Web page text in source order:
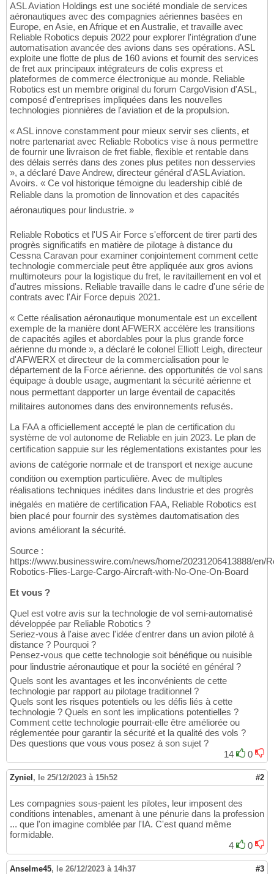
ASL Aviation Holdings est une société mondiale de services
aéronautiques avec des compagnies aériennes basées en
Europe, en Asie, en Afrique et en Australie, et travaille avec
Reliable Robotics depuis 2022 pour explorer l'intégration d'une
automatisation avancée des avions dans ses opérations. ASL
exploite une flotte de plus de 160 avions et fournit des services
de fret aux principaux intégrateurs de colis express et
plateformes de commerce électronique au monde. Reliable
Robotics est un membre original du forum CargoVision d'ASL,
composé d'entreprises impliquées dans les nouvelles
technologies pionnières de l'aviation et de la propulsion.
« ASL innove constamment pour mieux servir ses clients, et
notre partenariat avec Reliable Robotics vise à nous permettre
de fournir une livraison de fret fiable, flexible et rentable dans
des délais serrés dans des zones plus petites non desservies
», a déclaré Dave Andrew, directeur général d'ASL Aviation.
Avoirs. « Ce vol historique témoigne du leadership ciblé de
Reliable dans la promotion de linnovation et des capacités
aéronautiques pour lindustrie. »
Reliable Robotics et l'US Air Force s'efforcent de tirer parti des
progrès significatifs en matière de pilotage à distance du
Cessna Caravan pour examiner conjointement comment cette
technologie commerciale peut être appliquée aux gros avions
multimoteurs pour la logistique du fret, le ravitaillement en vol et
d'autres missions. Reliable travaille dans le cadre d'une série de
contrats avec l'Air Force depuis 2021.
« Cette réalisation aéronautique monumentale est un excellent
exemple de la manière dont AFWERX accélère les transitions
de capacités agiles et abordables pour la plus grande force
aérienne du monde », a déclaré le colonel Elliott Leigh, directeur
d'AFWERX et directeur de la commercialisation pour le
département de la Force aérienne. des opportunités de vol sans
équipage à double usage, augmentant la sécurité aérienne et
nous permettant dapporter un large éventail de capacités
militaires autonomes dans des environnements refusés.
La FAA a officiellement accepté le plan de certification du
système de vol autonome de Reliable en juin 2023. Le plan de
certification sappuie sur les réglementations existantes pour les
avions de catégorie normale et de transport et nexige aucune
condition ou exemption particulière. Avec de multiples
réalisations techniques inédites dans lindustrie et des progrès
inégalés en matière de certification FAA, Reliable Robotics est
bien placé pour fournir des systèmes dautomatisation des
avions améliorant la sécurité.
Source :
https://www.businesswire.com/news/home/20231206413888/en/
Robotics-Flies-Large-Cargo-Aircraft-with-No-One-On-Board
Et vous ?
Quel est votre avis sur la technologie de vol semi-automatisé
développée par Reliable Robotics ?
Seriez-vous à l'aise avec l'idée d'entrer dans un avion piloté à
distance ? Pourquoi ?
Pensez-vous que cette technologie soit bénéfique ou nuisible
pour lindustrie aéronautique et pour la société en général ?
Quels sont les avantages et les inconvénients de cette
technologie par rapport au pilotage traditionnel ?
Quels sont les risques potentiels ou les défis liés à cette
technologie ? Quels en sont les implications potentielles ?
Comment cette technologie pourrait-elle être améliorée ou
réglementée pour garantir la sécurité et la qualité des vols ?
Des questions que vous vous posez à son sujet ?
14
0
Zyniel , le 25/12/2023 à 15h52 #2
Les compagnies sous-paient les pilotes, leur imposent des
conditions intenables, amenant à une pénurie dans la profession
... que l'on imagine comblée par l'IA. C'est quand même
formidable.
4
0
Anselme45, le 26/12/2023 à 14h37 #3